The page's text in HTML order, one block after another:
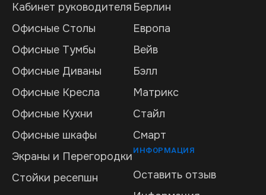
Кабинет руководителя
Офисные Столы
Офисные Тумбы
Офисные Диваны
Офисные Кресла
Офисные Кухни
Офисные шкафы
Экраны и Перегородки
Стойки ресепшн
Берлин
Европа
Вейв
Бэлл
Матрикс
Стайл
Смарт
ИНФОРМАЦИЯ
Оставить отзыв